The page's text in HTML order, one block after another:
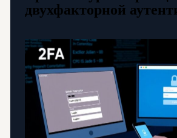
двухфакторной